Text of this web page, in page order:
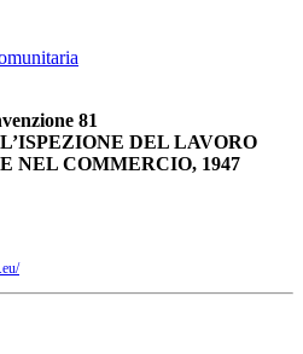
81
DEL LAVORO
NEL COMMERCIO, 1947